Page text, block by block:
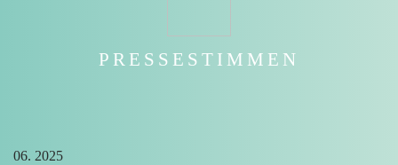
PRESSESTIMMEN
06. 2025